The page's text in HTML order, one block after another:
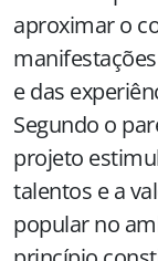
aproximar o
e das
Segundo o
projeto
talentos e a
popular no